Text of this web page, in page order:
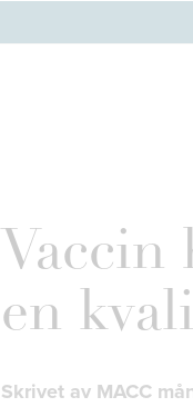
Vaccin
en
Skrivet av MACC